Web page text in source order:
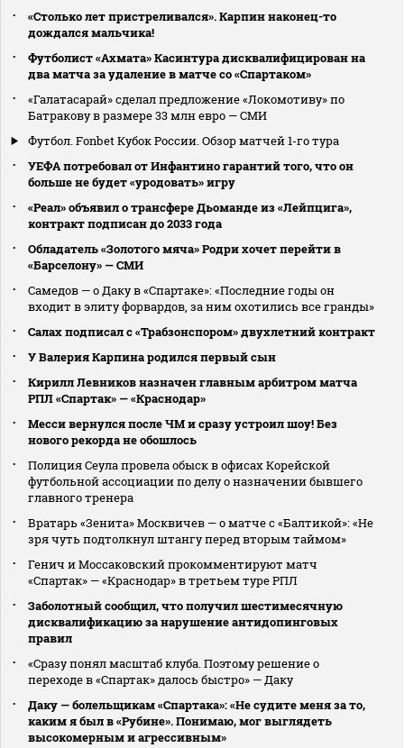
«Столько лет пристреливался». Карпин наконец-то
дождался мальчика!
Футболист «Ахмата» Касинтура дисквалифицирован на
два матча за удаление в матче со «Спартаком»
«Галатасарай» сделал предложение «Локомотиву» по
Батракову в размере 33 млн евро — СМИ
Футбол. Fonbet Кубок России. Обзор матчей 1-го тура
УЕФА потребовал от Инфантино гарантий того, что он
больше не будет «уродовать» игру
«Реал» объявил о трансфере Дьоманде из «Лейпцига»,
контракт подписан до 2033 года
Обладатель «Золотого мяча» Родри хочет перейти в
«Барселону» — СМИ
Самедов — о Даку в «Спартаке»: «Последние годы он
входит в элиту форвардов, за ним охотились все гранды»
Салах подписал с «Трабзонспором» двухлетний контракт
У Валерия Карпина родился первый сын
Кирилл Левников назначен главным арбитром матча
РПЛ «Спартак» — «Краснодар»
Месси вернулся после ЧМ и сразу устроил шоу! Без
нового рекорда не обошлось
Полиция Сеула провела обыск в офисах Корейской
футбольной ассоциации по делу о назначении бывшего
главного тренера
Вратарь «Зенита» Москвичев — о матче с «Балтикой»: «Не
зря чуть подтолкнул штангу перед вторым таймом»
Генич и Моссаковский прокомментируют матч
«Спартак» — «Краснодар» в третьем туре РПЛ
Заболотный сообщил, что получил шестимесячную
дисквалификацию за нарушение антидопинговых
правил
«Сразу понял масштаб клуба. Поэтому решение о
переходе в «Спартак» далось быстро» — Даку
Даку — болельщикам «Спартака»: «Не судите меня за то,
каким я был в «Рубине». Понимаю, мог выглядеть
высокомерным и агрессивным»